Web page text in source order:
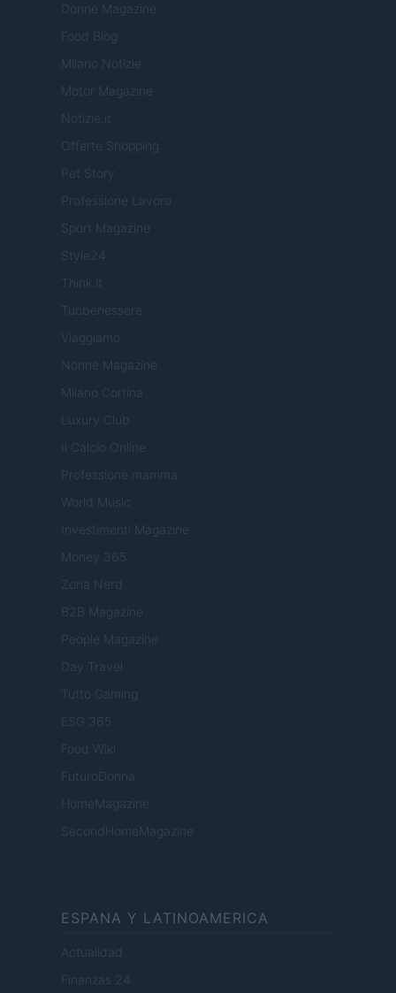
Donne Magazine
Food Blog
Milano Notizie
Motor Magazine
Notizie.it
Offerte Shopping
Pet Story
Professione Lavoro
Sport Magazine
Style24
Think.it
Tuobenessere
Viaggiamo
Nonne Magazine
Milano Cortina
Luxury Club
Il Calcio Online
Professione mamma
World Music
Investimenti Magazine
Money 365
Zona Nerd
B2B Magazine
People Magazine
Day Travel
Tutto Gaming
ESG 365
Food Wiki
FuturoDonna
HomeMagazine
SecondHomeMagazine
ESPANA Y LATINOAMERICA
Actualidad
Finanzas 24